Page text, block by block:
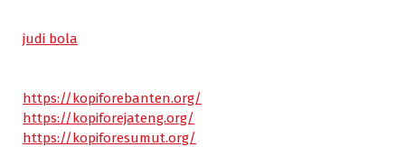
judi bola
https://kopiforebanten.org/
https://kopiforejateng.org/
https://kopiforesumut.org/